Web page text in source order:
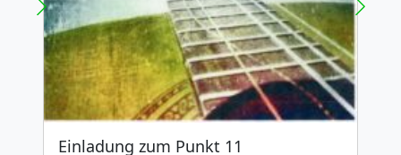
Einladung zum Punkt 11